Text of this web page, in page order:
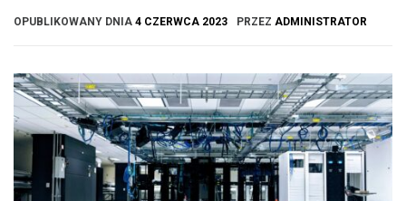
OPUBLIKOWANY DNIA 4 CZERWCA 2023 PRZEZ ADMINISTRATOR